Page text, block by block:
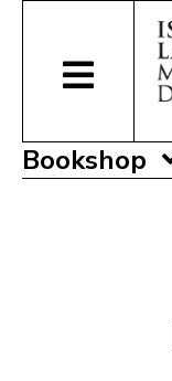
Bookshop